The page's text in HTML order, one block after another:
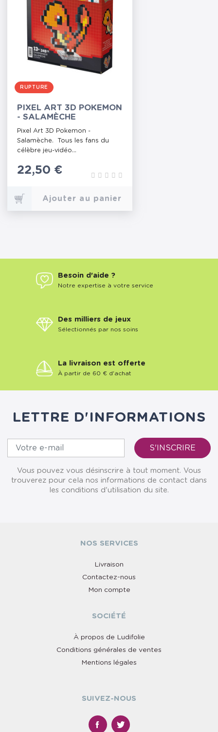
RUPTURE
PIXEL ART 3D POKEMON
- SALAMÈCHE
Pixel Art 3D Pokemon -
Salamèche. Tous les fans du
célèbre jeu-vidéo...
Prix
22,50 €
Ajouter au panier
Besoin d'aide ?
Notre expertise à votre service
Des milliers de jeux
Sélectionnés par nos soins
La livraison est offerte
À partir de 60 € d'achat
LETTRE D'INFORMATIONS
Vous pouvez vous désinscrire à tout moment. Vous
trouverez pour cela nos informations de contact dans
les conditions d'utilisation du site.
NOS SERVICES
Livraison
Contactez-nous
Mon compte
SOCIÉTÉ
À propos de Ludifolie
Conditions générales de ventes
Mentions légales
SUIVEZ-NOUS